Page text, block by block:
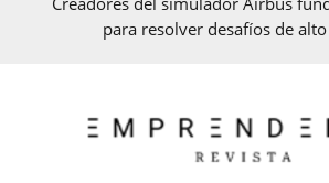
para resolver desafíos de